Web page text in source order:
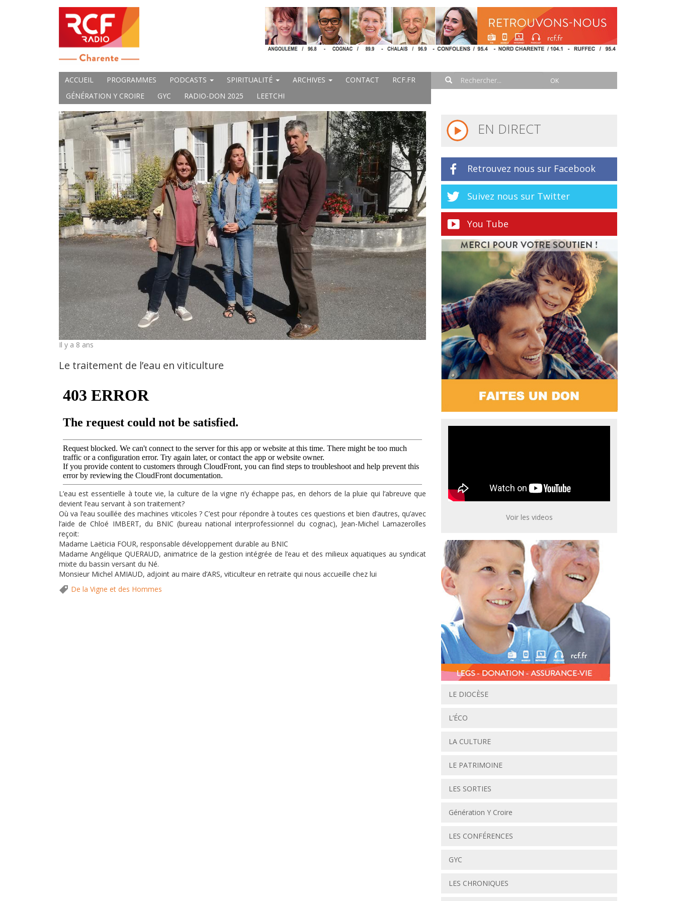
ACCUEIL PROGRAMMES PODCASTS SPIRITUALITÉ ARCHIVES CONTACT
RCF.FR
GÉNÉRATION Y CROIRE
GYC RADIO-DON 2025 LEETCHI
Il y a 8 ans
Le traitement de l’eau en viticulture
L’eau est essentielle à toute vie, la culture de la vigne n’y échappe pas, en dehors de la pluie qui l’abreuve que
devient l’eau servant à son traitement?
Où va l’eau souillée des machines viticoles ? C’est pour répondre à toutes ces questions et bien d’autres, qu’avec
l’aide de Chloé IMBERT, du BNIC (bureau national interprofessionnel du cognac), Jean-Michel Lamazerolles
reçoit:
Madame Laëticia FOUR, responsable développement durable au BNIC
Madame Angélique QUERAUD, animatrice de la gestion intégrée de l’eau et des milieux aquatiques au syndicat
mixte du bassin versant du Né.
Monsieur Michel AMIAUD, adjoint au maire d’ARS, viticulteur en retraite qui nous accueille chez lui
De la Vigne et des Hommes
EN DIRECT
Retrouvez nous sur Facebook
Suivez nous sur Twitter
You Tube
Voir les videos
LE DIOCÈSE
L’ÉCO
LA CULTURE
LE PATRIMOINE
LES SORTIES
Génération Y Croire
LES CONFÉRENCES
GYC
LES CHRONIQUES